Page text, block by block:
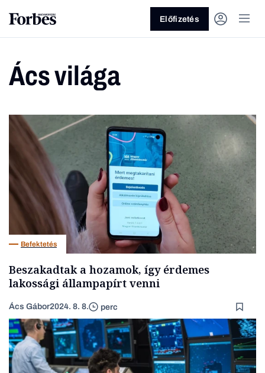
Vagy fedezze fel a következő
témákat
Üzlet Pénz Zöld Legyél jobb!
Előfizetés
Ács világa
Befektetés
Beszakadtak a hozamok, így érdemes
lakossági állampapírt venni
Ács Gábor2024. 8. 8. perc